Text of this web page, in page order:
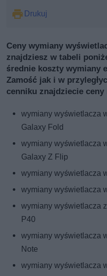
Drukuj
Ceny wymiany
znajdziesz w tabeli
średnie koszty wymiany
Zamość jak i w
cenniku znajdziecie
wymiany wyświetlacza
Galaxy Fold
wymiany wyświetlacza
Galaxy Z Flip
wymiany wyświetlacza
wymiany wyświetlacza
wymiany wyświetlacza
P40
wymiany wyświetlacza
Note
wymiany wyświetlacza